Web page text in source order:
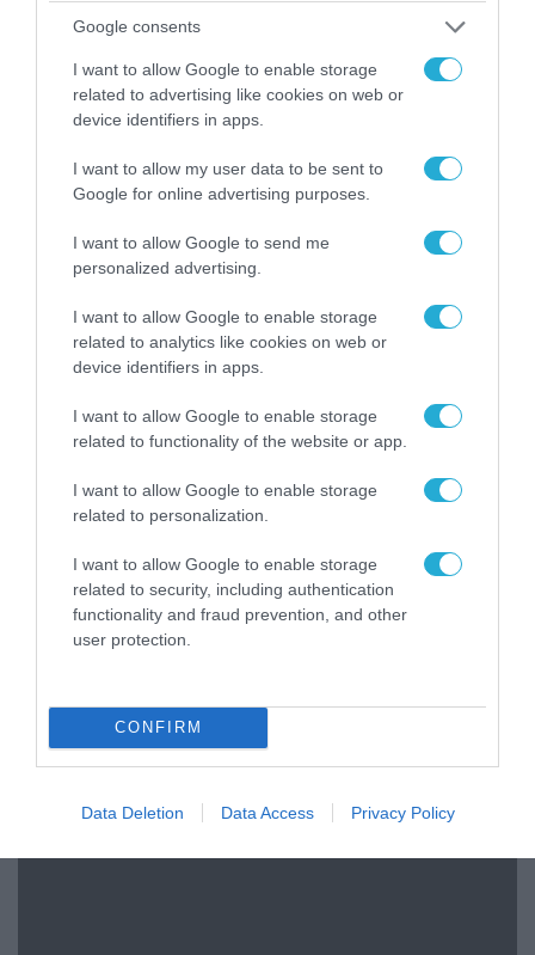
Google consents
I want to allow Google to enable storage
related to advertising like cookies on web or
device identifiers in apps.
I want to allow my user data to be sent to
Google for online advertising purposes.
I want to allow Google to send me
personalized advertising.
I want to allow Google to enable storage
related to analytics like cookies on web or
device identifiers in apps.
I want to allow Google to enable storage
related to functionality of the website or app.
I want to allow Google to enable storage
related to personalization.
I want to allow Google to enable storage
related to security, including authentication
functionality and fraud prevention, and other
user protection.
CONFIRM
Data Deletion Data Access Privacy Policy
06.08.2026 | 14:02
«Επιχείρηση ελεύθερα πεζοδρόμια» στην
Αθήνα: Απομακρύνθηκαν παράνομα
06.08.2026 | 09:03
Αττικής (φωτο)